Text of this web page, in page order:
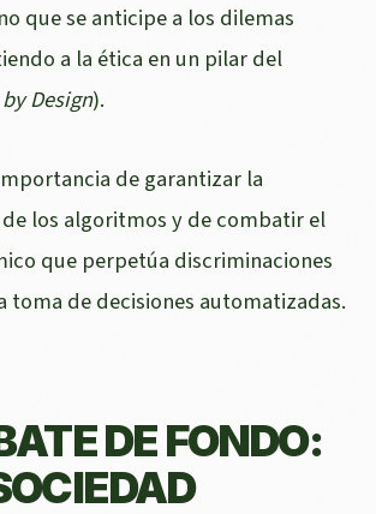
que se anticipe a los dilemas
a la ética en un pilar del
Design).
de garantizar la
los algoritmos y de combatir el
que perpetúa discriminaciones
toma de decisiones automatizadas.
DE FONDO: